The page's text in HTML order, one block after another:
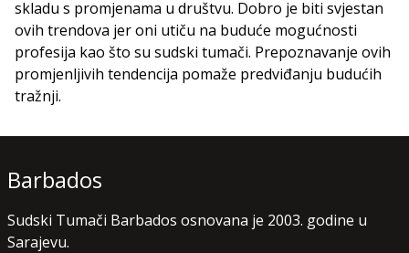
skladu s promjenama u društvu. Dobro je biti svjestan
ovih trendova jer oni utiču na buduće mogućnosti
profesija kao što su sudski tumači. Prepoznavanje ovih
promjenljivih tendencija pomaže predviđanju budućih
tražnji.
Barbados
Sudski Tumači Barbados osnovana je 2003. godine u
Sarajevu.